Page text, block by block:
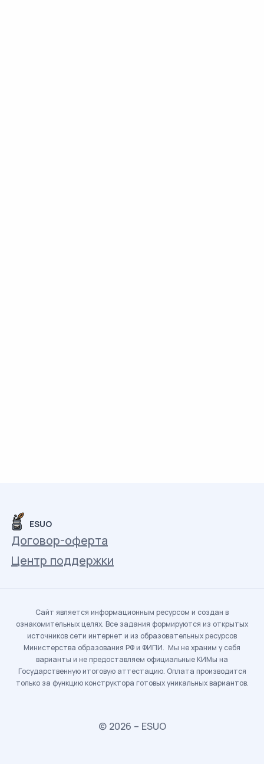
ESUO
Договор-оферта
Центр поддержки
Сайт является информационным ресурсом и создан в
ознакомительных целях. Все задания формируются из открытых
источников сети интернет и из образовательных ресурсов
Министерства образования РФ и ФИПИ. Мы не храним у себя
варианты и не предоставляем официальные КИМы на
Государственную итоговую аттестацию. Оплата производится
только за функцию конструктора готовых уникальных вариантов.
© 2026 – ESUO